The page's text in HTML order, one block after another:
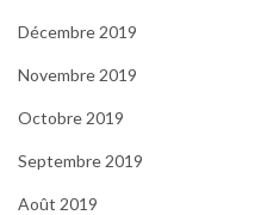
Décembre 2019
Novembre 2019
Octobre 2019
Septembre 2019
Août 2019